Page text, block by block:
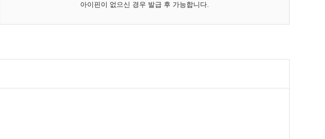
아이핀이 없으신 경우 발급 후 가능합니다.